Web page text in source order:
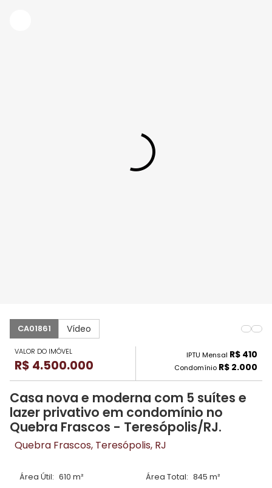
CA01861 Vídeo
VALOR DO IMÓVEL
R$ 4.500.000
IPTU Mensal R$ 410
Condomínio R$ 2.000
Casa nova e moderna com 5 suítes e
lazer privativo em condomínio no
Quebra Frascos - Teresópolis/RJ.
Quebra Frascos, Teresópolis, RJ
Área Útil: 610 m² Área Total: 845 m²